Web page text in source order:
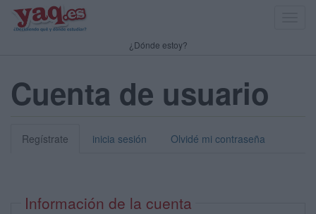
¿Dónde estoy?
Cuenta de usuario
Regístrate inicia sesión Olvidé mi contraseña
Información de la cuenta